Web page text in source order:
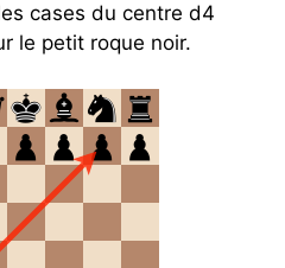
cases du centre d4
le petit roque noir.